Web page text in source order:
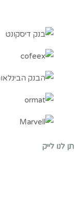
תן לנו לייק